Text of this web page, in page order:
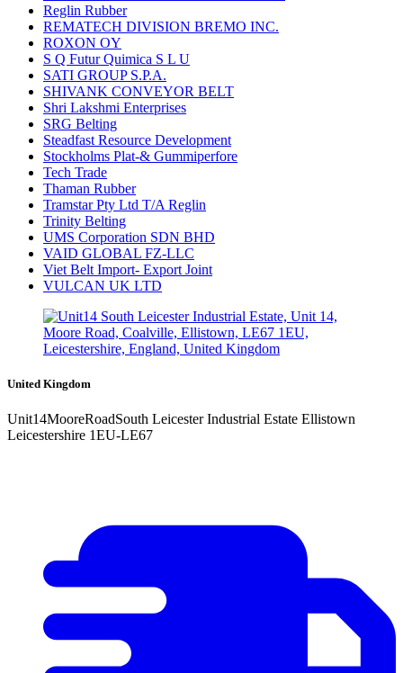
Reglin Rubber
REMATECH DIVISION BREMO INC.
ROXON OY
S Q Futur Quimica S L U
SATI GROUP S.P.A.
SHIVANK CONVEYOR BELT
Shri Lakshmi Enterprises
SRG Belting
Steadfast Resource Development
Stockholms Plat-& Gummiperfore
Tech Trade
Thaman Rubber
Tramstar Pty Ltd T/A Reglin
Trinity Belting
UMS Corporation SDN BHD
VAID GLOBAL FZ-LLC
Viet Belt Import- Export Joint
VULCAN UK LTD
United Kingdom
Unit14MooreRoadSouth Leicester Industrial Estate Ellistown
Leicestershire 1EU-LE67